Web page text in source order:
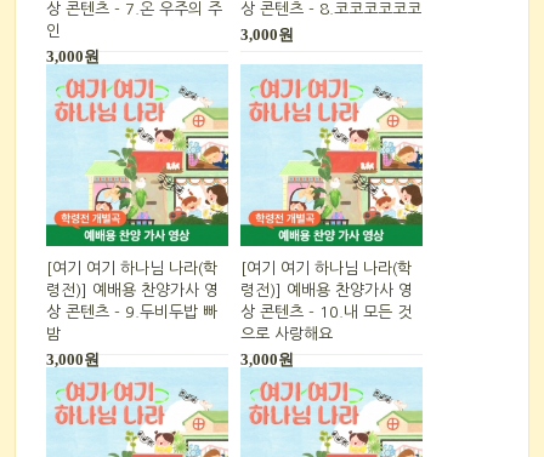
상 콘텐츠 - 7.온 우주의 주
인
3,000원
상 콘텐츠 - 8.코코코코코코
3,000원
[여기 여기 하나님 나라(학
령전)] 예배용 찬양가사 영
상 콘텐츠 - 9.두비두밥 빠
밤
3,000원
[여기 여기 하나님 나라(학
령전)] 예배용 찬양가사 영
상 콘텐츠 - 10.내 모든 것
으로 사랑해요
3,000원